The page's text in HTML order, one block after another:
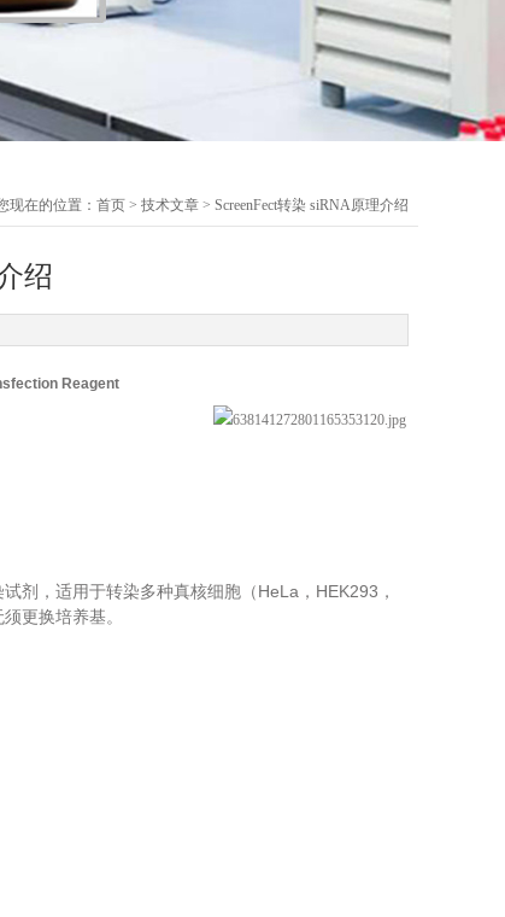
现在的位置： 首页 > 技术文章 > ScreenFect转染 siRNA原理介绍
绍
Reagent
剂，适用于转染多种真核细胞（HeLa，HEK293，
更换培养基。